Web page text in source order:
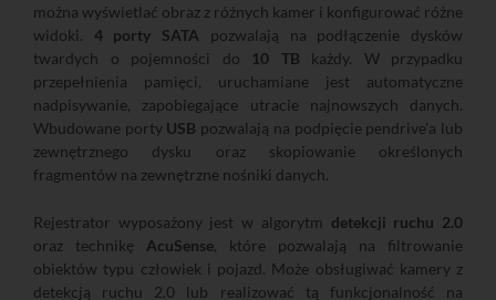
można wyświetlać obraz z różnych kamer i konfigurować różne
widoki. 4 porty SATA pozwalają na podłączenie dysków
twardych o pojemności do
10 TB każdy. W przypadku
przepełnienia pamięci, uruchamiane jest automatyczne
nadpisywanie, zapobiegające utracie najnowszych danych.
Wbudowane porty USB pozwalają na podpięcie pendrive'a lub
zewnętrznego dysku oraz skopiowanie określonych
fragmentów na zewnętrzne nośniki danych.
Rejestrator wyposażony jest w algorytm detekcji ruchu 2.0
oraz technikę AcuSense, które pozwalają na filtrowanie
obiektów typu człowiek i pojazd. Może obsługiwać kamery z
detekcją ruchu 2.0 lub realizować tą funkcjonalność na